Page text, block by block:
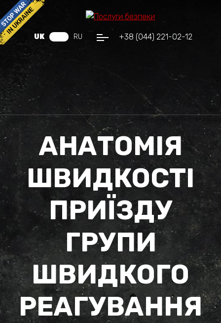
+38 (044) 221-02-12
UK RU
АНАТОМІЯ
ШВИДКОСТІ
ПРИЇЗДУ
ГРУПИ
ШВИДКОГО
РЕАГУВАННЯ